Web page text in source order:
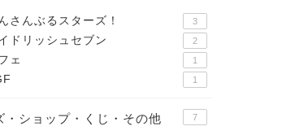
さんぶるスターズ！ 3
ドリッシュセブン 2
ェ 1
1
・ショップ・くじ・その他 7